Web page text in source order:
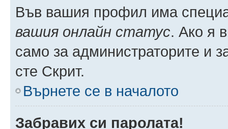
Във вашия профил има
вашия онлайн статус. Ако я
само за администраторите и
сте Скрит.
Върнете се в началото
Забравих си паролата!